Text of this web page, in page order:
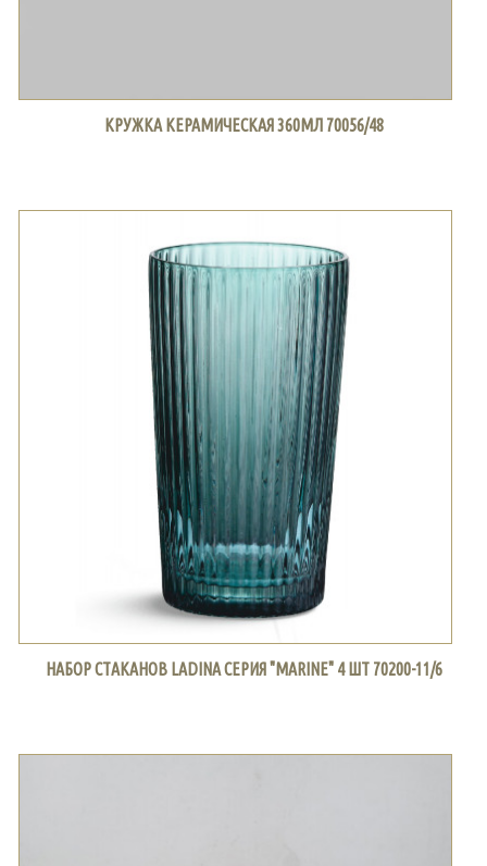
КРУЖКА КЕРАМИЧЕСКАЯ 360МЛ 70056/48
НАБОР СТАКАНОВ LADINA СЕРИЯ "MARINE" 4 ШТ 70200-11/6